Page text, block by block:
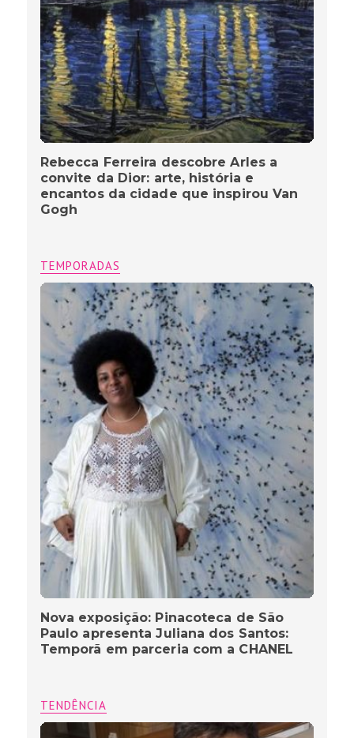
Rebecca Ferreira descobre Arles a
convite da Dior: arte, história e
encantos da cidade que inspirou Van
Gogh
TEMPORADAS
Nova exposição: Pinacoteca de São
Paulo apresenta Juliana dos Santos:
Temporã em parceria com a CHANEL
TENDÊNCIA